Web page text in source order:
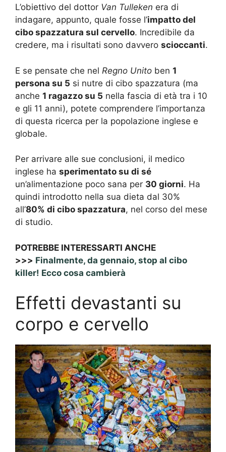
L’obiettivo del dottor Van Tulleken era di
indagare, appunto, quale fosse l’impatto del
cibo spazzatura sul cervello. Incredibile da
credere, ma i risultati sono davvero scioccanti.
E se pensate che nel Regno Unito ben 1
persona su 5 si nutre di cibo spazzatura (ma
anche 1 ragazzo su 5 nella fascia di età tra i 10
e gli 11 anni), potete comprendere l’importanza
di questa ricerca per la popolazione inglese e
globale.
Per arrivare alle sue conclusioni, il medico
inglese ha sperimentato su di sé
un’alimentazione poco sana per 30 giorni. Ha
quindi introdotto nella sua dieta dal 30%
all’80% di cibo spazzatura, nel corso del mese
di studio.
POTREBBE INTERESSARTI ANCHE
>>> Finalmente, da gennaio, stop al cibo
killer! Ecco cosa cambierà
Effetti devastanti su
corpo e cervello